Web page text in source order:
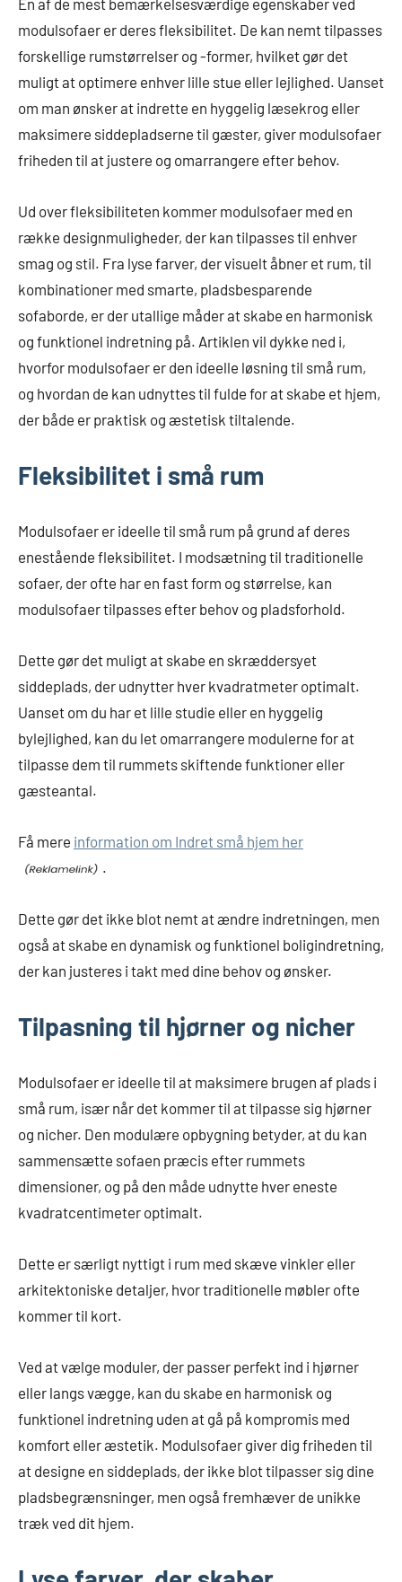
modulsofaer er deres fleksibilitet. De kan nemt tilpasses
forskellige rumstørrelser og -former, hvilket gør det
muligt at optimere enhver lille stue eller lejlighed. Uanset
om man ønsker at indrette en hyggelig læsekrog eller
maksimere siddepladserne til gæster, giver modulsofaer
friheden til at justere og omarrangere efter behov.
Ud over fleksibiliteten kommer modulsofaer med en
række designmuligheder, der kan tilpasses til enhver
smag og stil. Fra lyse farver, der visuelt åbner et rum, til
kombinationer med smarte, pladsbesparende
sofaborde, er der utallige måder at skabe en harmonisk
og funktionel indretning på. Artiklen vil dykke ned i,
hvorfor modulsofaer er den ideelle løsning til små rum,
og hvordan de kan udnyttes til fulde for at skabe et hjem,
der både er praktisk og æstetisk tiltalende.
Fleksibilitet i små rum
Modulsofaer er ideelle til små rum på grund af deres
enestående fleksibilitet. I modsætning til traditionelle
sofaer, der ofte har en fast form og størrelse, kan
modulsofaer tilpasses efter behov og pladsforhold.
Dette gør det muligt at skabe en skræddersyet
siddeplads, der udnytter hver kvadratmeter optimalt.
Uanset om du har et lille studie eller en hyggelig
bylejlighed, kan du let omarrangere modulerne for at
tilpasse dem til rummets skiftende funktioner eller
gæsteantal.
Få mere information om Indret små hjem her
.
Dette gør det ikke blot nemt at ændre indretningen, men
også at skabe en dynamisk og funktionel boligindretning,
der kan justeres i takt med dine behov og ønsker.
Tilpasning til hjørner og nicher
Modulsofaer er ideelle til at maksimere brugen af plads i
små rum, især når det kommer til at tilpasse sig hjørner
og nicher. Den modulære opbygning betyder, at du kan
sammensætte sofaen præcis efter rummets
dimensioner, og på den måde udnytte hver eneste
kvadratcentimeter optimalt.
Dette er særligt nyttigt i rum med skæve vinkler eller
arkitektoniske detaljer, hvor traditionelle møbler ofte
kommer til kort.
Ved at vælge moduler, der passer perfekt ind i hjørner
eller langs vægge, kan du skabe en harmonisk og
funktionel indretning uden at gå på kompromis med
komfort eller æstetik. Modulsofaer giver dig friheden til
at designe en siddeplads, der ikke blot tilpasser sig dine
pladsbegrænsninger, men også fremhæver de unikke
træk ved dit hjem.